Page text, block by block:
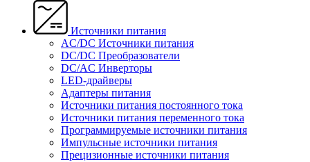
Источники питания
AC/DC Источники питания
DC/DC Преобразователи
DC/AC Инверторы
LED-драйверы
Адаптеры питания
Источники питания постоянного тока
Источники питания переменного тока
Программируемые источники питания
Импульсные источники питания
Прецизионные источники питания